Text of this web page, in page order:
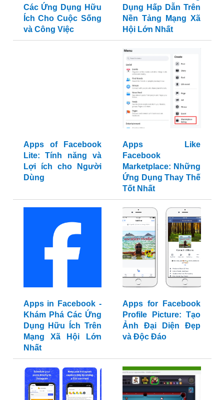
Các Ứng Dụng Hữu
Ích Cho Cuộc Sống
và Công Việc
Dụng Hấp Dẫn Trên
Nền Tảng Mạng Xã
Hội Lớn Nhất
Apps of Facebook
Lite: Tính năng và
Lợi ích cho Người
Dùng
Apps Like
Facebook
Marketplace: Những
Ứng Dụng Thay Thế
Tốt Nhất
Apps in Facebook -
Khám Phá Các Ứng
Dụng Hữu Ích Trên
Mạng Xã Hội Lớn
Nhất
Apps for Facebook
Profile Picture: Tạo
Ảnh Đại Diện Đẹp
và Độc Đáo